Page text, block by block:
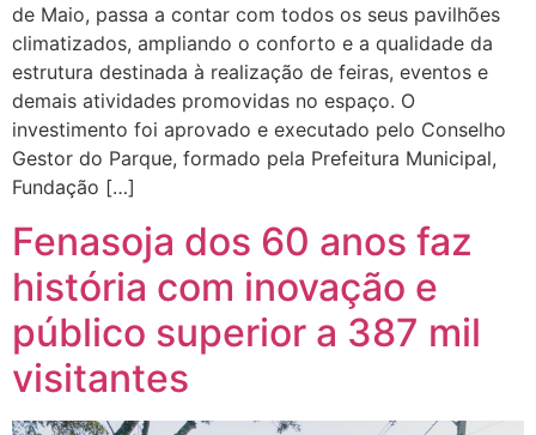
de Maio, passa a contar com todos os seus pavilhões
climatizados, ampliando o conforto e a qualidade da
estrutura destinada à realização de feiras, eventos e
demais atividades promovidas no espaço. O
investimento foi aprovado e executado pelo Conselho
Gestor do Parque, formado pela Prefeitura Municipal,
Fundação […]
Fenasoja dos 60 anos faz
história com inovação e
público superior a 387 mil
visitantes